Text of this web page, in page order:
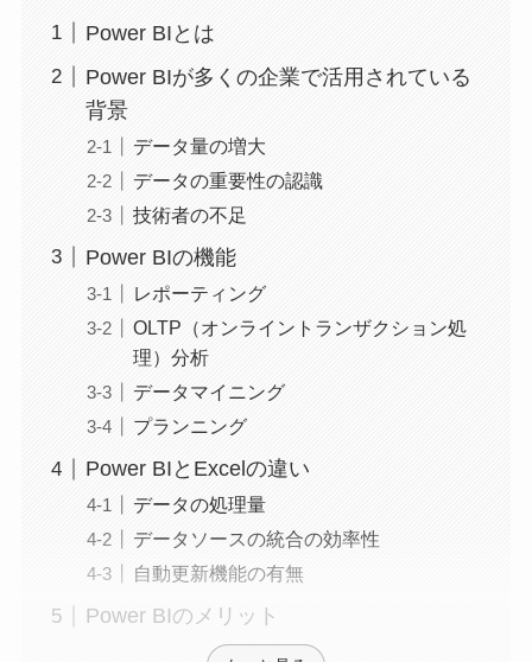
Power BIとは
Power BIが多くの企業で活用されている
背景
データ量の増大
データの重要性の認識
技術者の不足
Power BIの機能
レポーティング
OLTP（オンライントランザクション処
理）分析
データマイニング
プランニング
Power BIとExcelの違い
データの処理量
データソースの統合の効率性
自動更新機能の有無
Power BIのメリット